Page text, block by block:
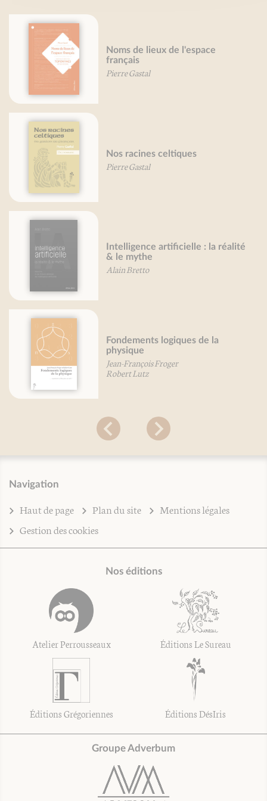
Noms de lieux de l'espace
français
Pierre Gastal
Nos racines celtiques
Pierre Gastal
Intelligence artificielle : la réalité
& le mythe
Alain Bretto
Fondements logiques de la
physique
Jean-François Froger
Robert Lutz
Navigation
Haut de page Plan du site
Mentions légales
Gestion des cookies
Nos éditions
Atelier Perrousseaux Éditions Le Sureau
Éditions Grégoriennes Éditions DésIris
Groupe Adverbum